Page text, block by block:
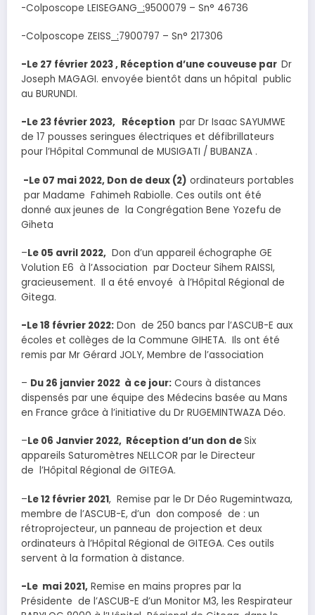
-Colposcope LEISEGANG :9500079 – Sn° 46736
-Colposcope ZEISS :7900797 – Sn° 217306
-Le 27 février 2023 , Réception d’une couveuse par Dr
Joseph MAGAGI. envoyée bientôt dans un hôpital public
au BURUNDI.
-Le 23 février 2023, Réception par Dr Isaac SAYUMWE
de 17 pousses seringues électriques et défibrillateurs
pour l’Hôpital Communal de MUSIGATI / BUBANZA .
-Le 07 mai 2022, Don de deux (2) ordinateurs portables
par Madame Fahimeh Rabiolle. Ces outils ont été
donné aux jeunes de la Congrégation Bene Yozefu de
Giheta
–Le 05 avril 2022, Don d’un appareil échographe GE
Volution E6 à l’Association par Docteur Sihem RAISSI,
gracieusement. Il a été envoyé à l’Hôpital Régional de
Gitega.
-Le 18 février 2022: Don de 250 bancs par l’ASCUB-E aux
écoles et collèges de la Commune GIHETA. Ils ont été
remis par Mr Gérard JOLY, Membre de l’association
– Du 26 janvier 2022 à ce jour: Cours à distances
dispensés par une équipe des Médecins basée au Mans
en France grâce à l’initiative du Dr RUGEMINTWAZA Déo.
–Le 06 Janvier 2022, Réception d’un don deSix
appareils Saturomètres NELLCOR par le Directeur
de l’Hôpital Régional de GITEGA.
–Le 12 février 2021, Remise par le Dr Déo Rugemintwaza,
membre de l’ASCUB-E, d’un don composé de : un
rétroprojecteur, un panneau de projection et deux
ordinateurs à l’Hôpital Régional de GITEGA. Ces outils
servent à la formation à distance.
-Le mai 2021, Remise en mains propres par la
Présidente de l’ASCUB-E d’un Monitor M3, les Respirateur